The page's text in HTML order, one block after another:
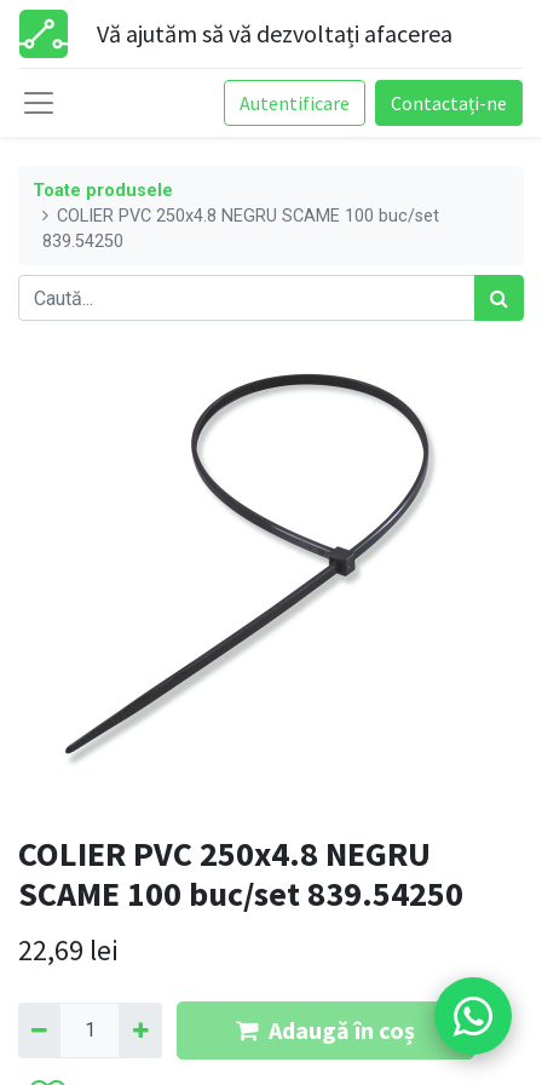
Vă ajutăm să vă dezvoltați afacerea
Autentificare Contactați-ne
Toate produsele
COLIER PVC 250x4.8 NEGRU SCAME 100 buc/set
839.54250
COLIER PVC 250x4.8 NEGRU
SCAME 100 buc/set 839.54250
22,69 lei
Adaugă în coș